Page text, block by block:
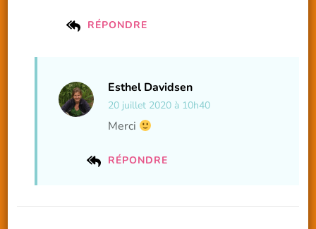
RÉPONDRE
Esthel Davidsen
20 juillet 2020 à 10h40
RÉPONDRE
Merci